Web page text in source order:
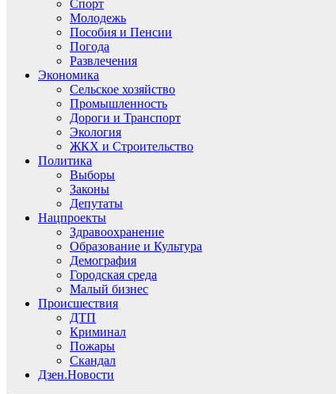
Спорт
Молодежь
Пособия и Пенсии
Погода
Развлечения
Экономика
Сельское хозяйство
Промышленность
Дороги и Транспорт
Экология
ЖКХ и Строительство
Политика
Выборы
Законы
Депутаты
Нацпроекты
Здравоохранение
Образование и Культура
Демография
Городская среда
Малый бизнес
Происшествия
ДТП
Криминал
Пожары
Скандал
Дзен.Новости